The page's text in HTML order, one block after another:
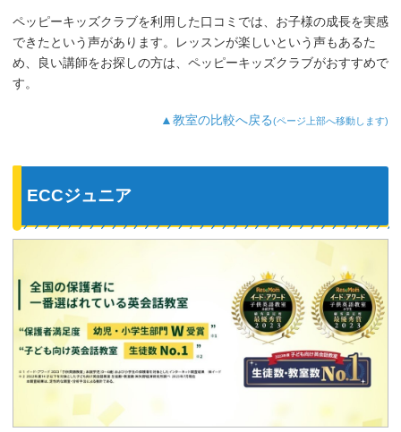
3歳児を飽きさせない充実したレッスンだ
と思います。うちの子は特に歌やダンス
が好きなようで、よく「Hello～♪」と歌
ど、色んなものを英語で教えてくれるよ
うになり、英語が身についてきているの
ペッピーキッズクラブを利用した口コミでは、お子様の成長を実感
できたという声があります。レッスンが楽しいという声もあるた
め、良い講師をお探しの方は、ペッピーキッズクラブがおすすめで
す。
▲教室の比較へ戻る(ページ上部へ移動します)
ECCジュニア